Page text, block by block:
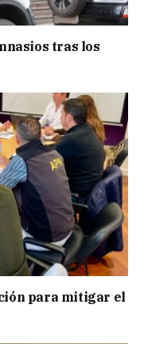
tras los
para mitigar el